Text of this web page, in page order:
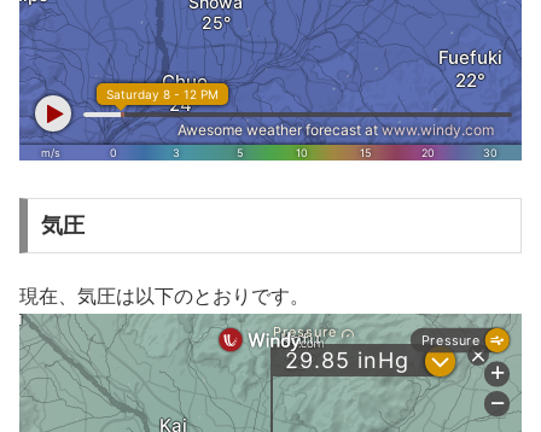
気圧
現在、気圧は以下のとおりです。